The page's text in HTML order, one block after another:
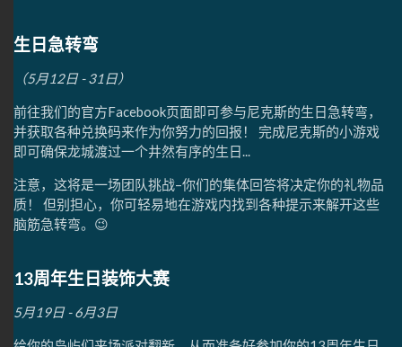
生日急转弯
（5月12日 - 31日）
前往我们的官方Facebook页面即可参与尼克斯的生日急转弯，
并获取各种兑换码来作为你努力的回报！ 完成尼克斯的小游戏
即可确保龙城渡过一个井然有序的生日...
注意，这将是一场团队挑战–你们的集体回答将决定你的礼物品
质！ 但别担心，你可轻易地在游戏内找到各种提示来解开这些
脑筋急转弯。😉
13周年生日装饰大赛
5月19日 - 6月3日